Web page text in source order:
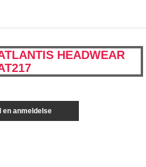
HEADWEAR
en anmeldelse